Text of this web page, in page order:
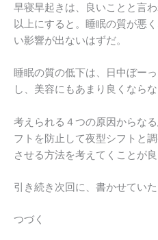
早寝早起きは、良いことと言
以上にすると。睡眠の質が悪
い影響が出ないはずだ。
睡眠の質の低下は、日中ぼー
し、美容にもあまり良くなら
考えられる４つの原因からな
フトを防止して夜型シフトと
させる方法を考えてくことが良
引き続き次回に、書かせていた
つづく